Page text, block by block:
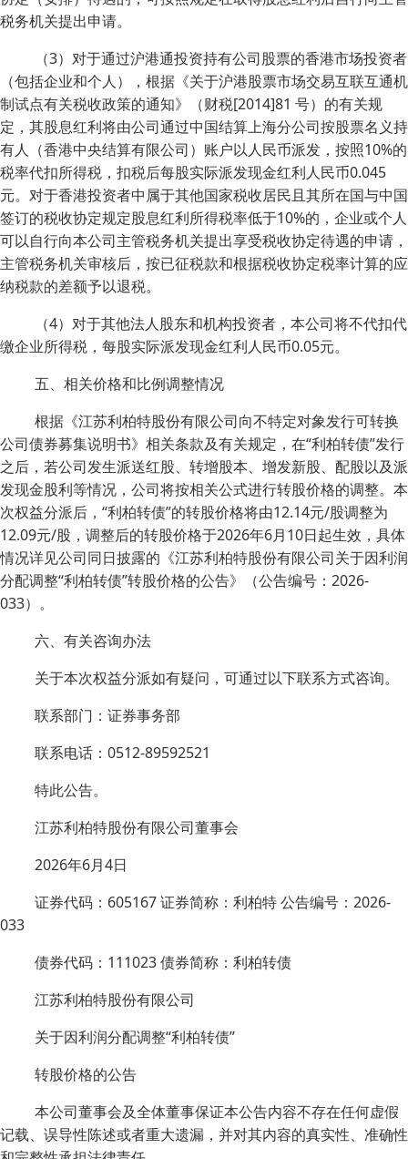
税务机关提出申请。
（3）对于通过沪港通投资持有公司股票的香港市场投资者
（包括企业和个人），根据《关于沪港股票市场交易互联互通机
制试点有关税收政策的通知》（财税[2014]81 号）的有关规
定，其股息红利将由公司通过中国结算上海分公司按股票名义持
有人（香港中央结算有限公司）账户以人民币派发，按照10%的
税率代扣所得税，扣税后每股实际派发现金红利人民币0.045
元。对于香港投资者中属于其他国家税收居民且其所在国与中国
签订的税收协定规定股息红利所得税率低于10%的，企业或个人
可以自行向本公司主管税务机关提出享受税收协定待遇的申请，
主管税务机关审核后，按已征税款和根据税收协定税率计算的应
纳税款的差额予以退税。
（4）对于其他法人股东和机构投资者，本公司将不代扣代
缴企业所得税，每股实际派发现金红利人民币0.05元。
五、相关价格和比例调整情况
根据《江苏利柏特股份有限公司向不特定对象发行可转换
公司债券募集说明书》相关条款及有关规定，在“利柏转债”发行
之后，若公司发生派送红股、转增股本、增发新股、配股以及派
发现金股利等情况，公司将按相关公式进行转股价格的调整。本
次权益分派后，“利柏转债”的转股价格将由12.14元/股调整为
12.09元/股，调整后的转股价格于2026年6月10日起生效，具体
情况详见公司同日披露的《江苏利柏特股份有限公司关于因利润
分配调整“利柏转债”转股价格的公告》（公告编号：2026-
033）。
六、有关咨询办法
关于本次权益分派如有疑问，可通过以下联系方式咨询。
联系部门：证券事务部
联系电话：0512-89592521
特此公告。
江苏利柏特股份有限公司董事会
2026年6月4日
证券代码：605167 证券简称：利柏特 公告编号：2026-
033
债券代码：111023 债券简称：利柏转债
江苏利柏特股份有限公司
关于因利润分配调整“利柏转债”
转股价格的公告
本公司董事会及全体董事保证本公告内容不存在任何虚假
记载、误导性陈述或者重大遗漏，并对其内容的真实性、准确性